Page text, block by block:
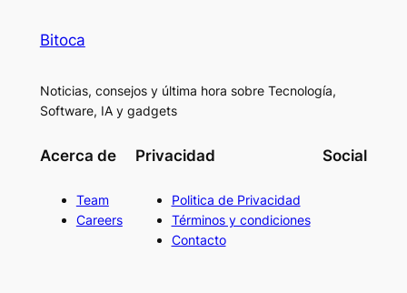
Bitoca
Noticias, consejos y última hora sobre Tecnología,
Software, IA y gadgets
Acerca de
Team
Careers
Privacidad
Politica de Privacidad
Términos y condiciones
Contacto
Social